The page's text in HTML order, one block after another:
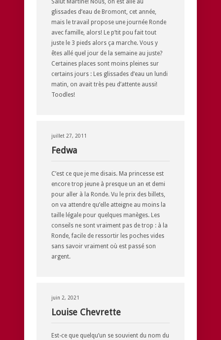
Salut Martine! Nous, on est allé au
glissades d’eau de Bromont, cet année,
mais le travail propose une journée Ronde
avec famille, alors! Le p’tit pou fait tout
juste le 3 pieds alors ça marche. Vous y
êtes allé quel jour de la semaine au juste?
Certaines places sont moins pleines sur
certains jours : Les glissades d’eau un lundi
matin, on avait très peu d’attente aussi!
Toodles!
juillet 27, 2011
Fedwa
C’est ce que je me disais. Ma princesse est
encore trop jeune à presque un an et demi
pour aller à la Ronde. Vu le prix des billets,
on va attendre qu’elle atteigne au moins la
taille légale pour quelques manèges. Les
conseils ne sont vraiment pas de trop : à la
Ronde, facile de ressortir les poches vides
sans savoir vraiment où est passé son
argent.
juin 2, 2021
Louise Chevrette
Est-ce que quelqu’un se souvient du nom du